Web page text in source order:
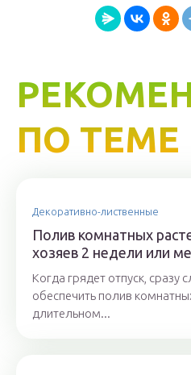
ПО ТЕМЕ
Декоративно-лиственные
Полив комнатных
хозяев 2 недели или
Когда грядет отпуск, сразу
обеспечить полив
длительном...